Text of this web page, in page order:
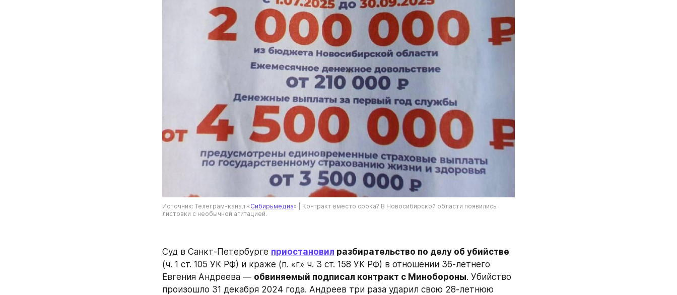
Источник: Телеграм-канал «Сибирьмедиа» | Контракт вместо срока? В Новосибирской области появились
листовки с необычной агитацией.
Суд в Санкт-Петербурге приостановил разбирательство по делу об убийстве
(ч. 1 ст. 105 УК РФ) и краже (п. «г» ч. 3 ст. 158 УК РФ) в отношении 36-летнего
Евгения Андреева — обвиняемый подписал контракт с Минобороны. Убийство
произошло 31 декабря 2024 года. Андреев три раза ударил свою 28-летнюю